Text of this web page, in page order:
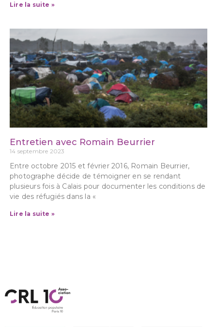
Lire la suite »
Entretien avec Romain Beurrier
14 septembre 2023
Entre octobre 2015 et février 2016, Romain Beurrier,
photographe décide de témoigner en se rendant
plusieurs fois à Calais pour documenter les conditions de
vie des réfugiés dans la «
Lire la suite »